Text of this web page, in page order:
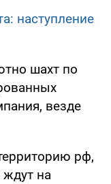
наступление
шахт по
везде
рф,
ждут на